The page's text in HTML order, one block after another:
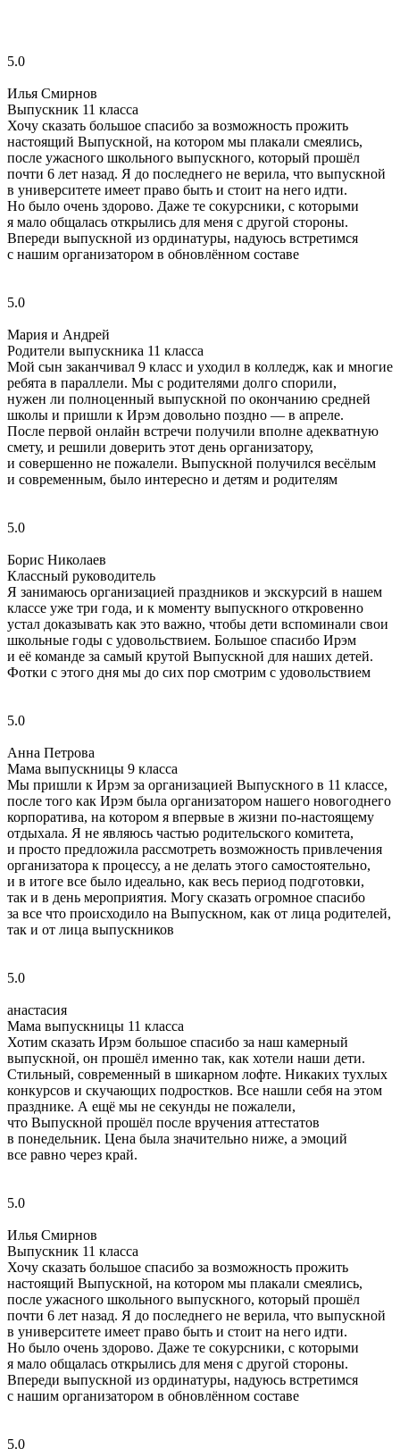
5.0
Илья Смирнов
Выпускник 11 класса
Хочу сказать большое спасибо за возможность прожить
настоящий Выпускной, на котором мы плакали смеялись,
после ужасного школьного выпускного, который прошёл
почти 6 лет назад. Я до последнего не верила, что выпускной
в университете имеет право быть и стоит на него идти.
Но было очень здорово. Даже те сокурсники, с которыми
я мало общалась открылись для меня с другой стороны.
Впереди выпускной из ординатуры, надуюсь встретимся
с нашим организатором в обновлённом составе
5.0
Мария и Андрей
Родители выпускника 11 класса
Мой сын заканчивал 9 класс и уходил в колледж, как и многие
ребята в параллели. Мы с родителями долго спорили,
нужен ли полноценный выпускной по окончанию средней
школы и пришли к Ирэм довольно поздно — в апреле.
После первой онлайн встречи получили вполне адекватную
смету, и решили доверить этот день организатору,
и совершенно не пожалели. Выпускной получился весёлым
и современным, было интересно и детям и родителям
5.0
Борис Николаев
Классный руководитель
Я занимаюсь организацией праздников и экскурсий в нашем
классе уже три года, и к моменту выпускного откровенно
устал доказывать как это важно, чтобы дети вспоминали свои
школьные годы с удовольствием. Большое спасибо Ирэм
и её команде за самый крутой Выпускной для наших детей.
Фотки с этого дня мы до сих пор смотрим с удовольствием
5.0
Анна Петрова
Мама выпускницы 9 класса
Мы пришли к Ирэм за организацией Выпускного в 11 классе,
после того как Ирэм была организатором нашего новогоднего
корпоратива, на котором я впервые в жизни по‑настоящему
отдыхала. Я не являюсь частью родительского комитета,
и просто предложила рассмотреть возможность привлечения
организатора к процессу, а не делать этого самостоятельно,
и в итоге все было идеально, как весь период подготовки,
так и в день мероприятия. Могу сказать огромное спасибо
за все что происходило на Выпускном, как от лица родителей,
так и от лица выпускников
5.0
анастасия
Мама выпускницы 11 класса
Хотим сказать Ирэм большое спасибо за наш камерный
выпускной, он прошёл именно так, как хотели наши дети.
Стильный, современный в шикарном лофте. Никаких тухлых
конкурсов и скучающих подростков. Все нашли себя на этом
празднике. А ещё мы не секунды не пожалели,
что Выпускной прошёл после вручения аттестатов
в понедельник. Цена была значительно ниже, а эмоций
все равно через край.
5.0
Илья Смирнов
Выпускник 11 класса
Хочу сказать большое спасибо за возможность прожить
настоящий Выпускной, на котором мы плакали смеялись,
после ужасного школьного выпускного, который прошёл
почти 6 лет назад. Я до последнего не верила, что выпускной
в университете имеет право быть и стоит на него идти.
Но было очень здорово. Даже те сокурсники, с которыми
я мало общалась открылись для меня с другой стороны.
Впереди выпускной из ординатуры, надуюсь встретимся
с нашим организатором в обновлённом составе
5.0